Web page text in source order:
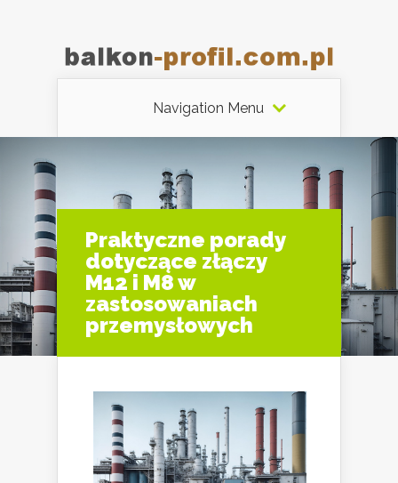
Navigation Menu
Praktyczne porady
dotyczące złączy
M12 i M8 w
zastosowaniach
przemysłowych